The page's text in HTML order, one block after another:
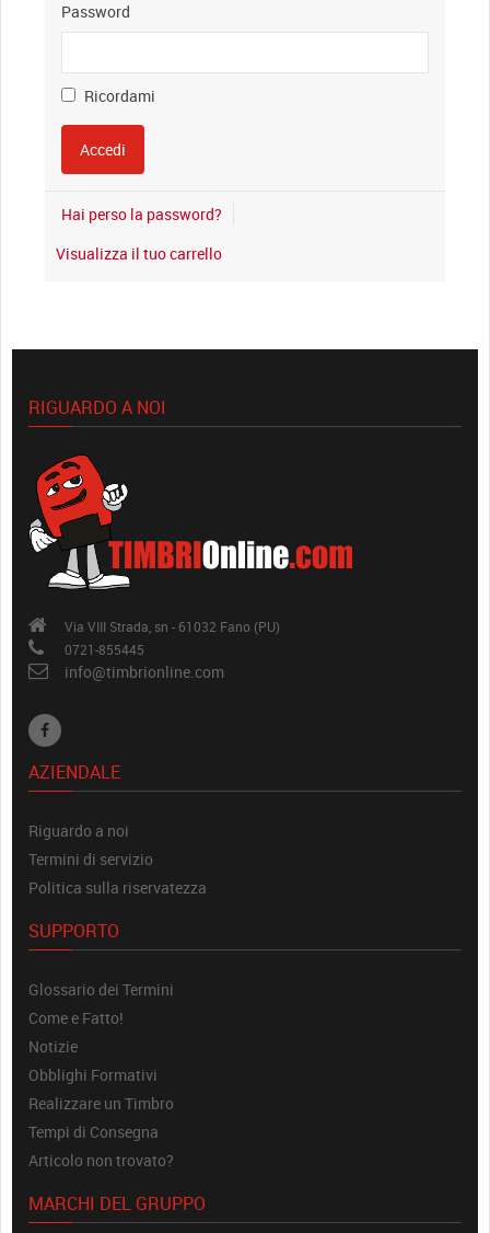
Password
Ricordami
Hai perso la password?
Visualizza il tuo carrello
RIGUARDO A NOI
Via VIII Strada, sn - 61032 Fano (PU)
0721-855445
info@timbrionline.com
AZIENDALE
Riguardo a noi
Termini di servizio
Politica sulla riservatezza
SUPPORTO
Glossario dei Termini
Come e Fatto!
Notizie
Obblighi Formativi
Realizzare un Timbro
Tempi di Consegna
Articolo non trovato?
MARCHI DEL GRUPPO